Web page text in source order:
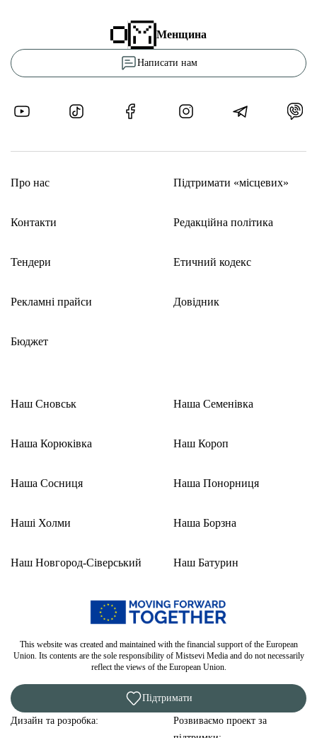
Менщина
Написати нам
Про нас
Контакти
Тендери
Рекламні прайси
Бюджет
Підтримати «місцевих»
Редакційна політика
Етичний кодекс
Довідник
Наш Сновськ
Наша Корюківка
Наша Сосниця
Наші Холми
Наш Новгород-Сіверський
Наша Семенівка
Наш Короп
Наша Понорниця
Наша Борзна
Наш Батурин
This website was created and maintained with the financial support of the European
Union. Its contents are the sole responsibility of Mistsevi Media and do not necessarily
reflect the views of the European Union.
Підтримати
Дизайн та розробка:
Розвиваємо проект за